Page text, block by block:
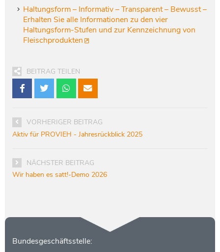
Haltungsform – Informativ – Transparent – Bewusst –
Erhalten Sie alle Informationen zu den vier
Haltungsform-Stufen und zur Kennzeichnung von
Fleischprodukten
BEITRAG TEILEN
VORHERIGER BEITRAG
Aktiv für PROVIEH - Jahresrückblick 2025
NÄCHSTER BEITRAG
Wir haben es satt!-Demo 2026
Kontakt
Bundesgeschäftsstelle: